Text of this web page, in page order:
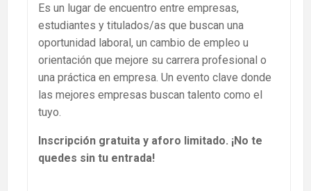
Es un lugar de encuentro entre empresas,
estudiantes y titulados/as que buscan una
oportunidad laboral, un cambio de empleo u
orientación que mejore su carrera profesional o
una práctica en empresa. Un evento clave donde
las mejores empresas buscan talento como el
tuyo.
Inscripción gratuita y aforo limitado. ¡No te
quedes sin tu entrada!